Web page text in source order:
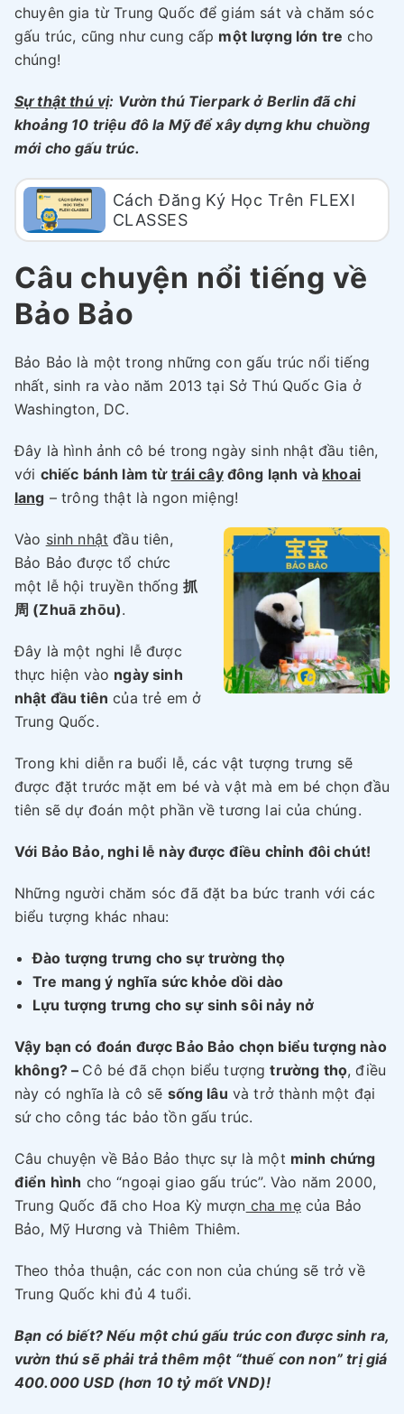
chuyên gia từ Trung Quốc để giám sát và chăm sóc
gấu trúc, cũng như cung cấp một lượng lớn tre cho
chúng!
Sự thật thú vị: Vườn thú Tierpark ở Berlin đã chi
khoảng 10 triệu đô la Mỹ để xây dựng khu chuồng
mới cho gấu trúc.
Cách Đăng Ký Học Trên FLEXI
CLASSES
Câu chuyện nổi tiếng về
Bảo Bảo
Bảo Bảo là một trong những con gấu trúc nổi tiếng
nhất, sinh ra vào năm 2013 tại Sở Thú Quốc Gia ở
Washington, DC.
Đây là hình ảnh cô bé trong ngày sinh nhật đầu tiên,
với chiếc bánh làm từ trái câyđông lạnh và khoai
lang – trông thật là ngon miệng!
Vào sinh nhật đầu tiên,
Bảo Bảo được tổ chức
một lễ hội truyền thống 抓
周 (Zhuā zhōu).
Đây là một nghi lễ được
thực hiện vào ngày sinh
nhật đầu tiên của trẻ em ở
Trung Quốc.
Trong khi diễn ra buổi lễ, các vật tượng trưng sẽ
được đặt trước mặt em bé và vật mà em bé chọn đầu
tiên sẽ dự đoán một phần về tương lai của chúng.
Với Bảo Bảo, nghi lễ này được điều chỉnh đôi chút!
Những người chăm sóc đã đặt ba bức tranh với các
biểu tượng khác nhau:
Đào tượng trưng cho sự trường thọ
Tre mang ý nghĩa sức khỏe dồi dào
Lựu tượng trưng cho sự sinh sôi nảy nở
Vậy bạn có đoán được Bảo Bảo chọn biểu tượng nào
không? – Cô bé đã chọn biểu tượngtrường thọ, điều
này có nghĩa là cô sẽ sống lâu và trở thành một đại
sứ cho công tác bảo tồn gấu trúc.
Câu chuyện về Bảo Bảo thực sự là một minh chứng
điển hình cho “ngoại giao gấu trúc”. Vào năm 2000,
Trung Quốc đã cho Hoa Kỳ mượn cha mẹcủa Bảo
Bảo, Mỹ Hương và Thiêm Thiêm.
Theo thỏa thuận, các con non của chúng sẽ trở về
Trung Quốc khi đủ 4 tuổi.
Bạn có biết?Nếu một chú gấu trúc con được sinh ra,
vườn thú sẽ phải trả thêm một “thuế con non” trị giá
400.000 USD (hơn 10 tỷ mốt VND)!